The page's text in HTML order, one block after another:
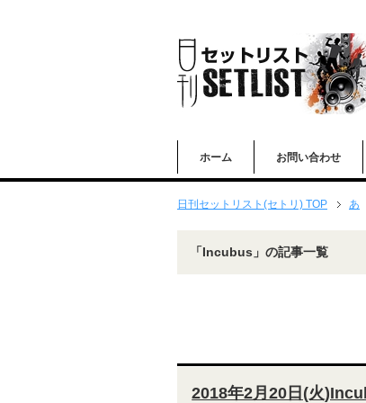
ホーム お問い合わせ
日刊セットリスト(セトリ) TOP あ
「Incubus」の記事一覧
2018年2月20日(火